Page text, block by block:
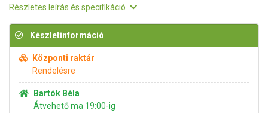
Részletes leírás és specifikáció
Készletinformáció
Központi raktár
Rendelésre
Bartók Béla
Átvehető ma 19:00-ig